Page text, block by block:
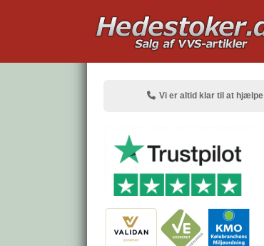
Vi er altid klar til at hjælpe